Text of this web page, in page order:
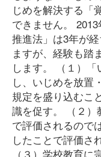
じめを解決する「
できません。
推進法」は3年が
ますが、経験も踏
します。 （１）
し、いじめを放置
規定を盛り込むこ
識を促す。 （２）
で評価されるので
したことで評価さ
（３）学校教育